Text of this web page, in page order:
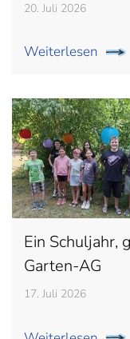
20. Juli 2026
Weiterlesen
Ein Schuljahr,
Garten-AG
17. Juli 2026